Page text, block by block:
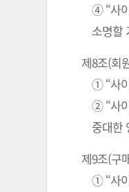
④ “사
소명할
제8조(회
① “사
② “사
중대한
제9조(구
① “사